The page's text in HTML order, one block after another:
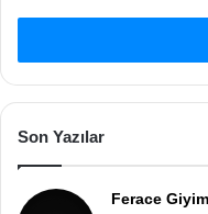
Son Yazılar
Ferace